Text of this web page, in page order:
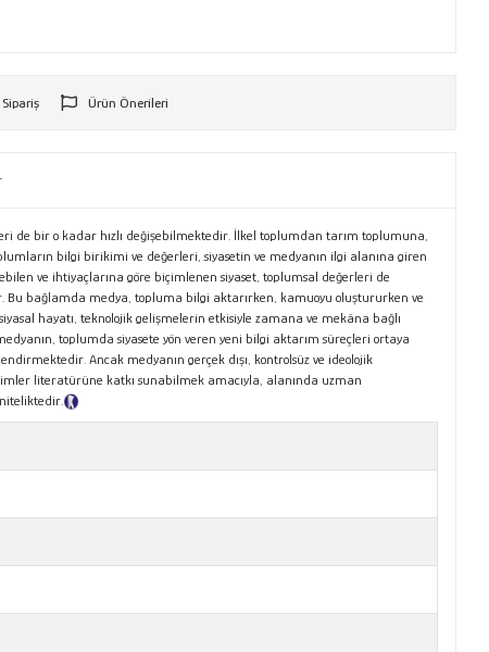
Ürün Önerileri
de bir o kadar hızlı değişebilmektedir. İlkel toplumdan tarım toplumuna,
bilgi birikimi ve değerleri, siyasetin ve medyanın ilgi alanına giren
ve ihtiyaçlarına göre biçimlenen siyaset, toplumsal değerleri de
bağlamda medya, topluma bilgi aktarırken, kamuoyu oluştururken ve
hayatı, teknolojik gelişmelerin etkisiyle zamana ve mekâna bağlı
toplumda siyasete yön veren yeni bilgi aktarım süreçleri ortaya
Ancak medyanın gerçek dışı, kontrolsüz ve ideolojik
literatürüne katkı sunabilmek amacıyla, alanında uzman